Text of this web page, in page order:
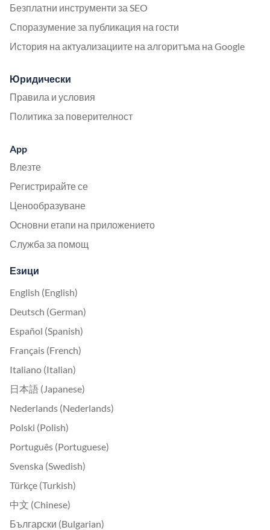
Безплатни инструменти за SEO
Споразумение за публикация на гости
История на актуализациите на алгоритъма на Google
Юридически
Правила и условия
Политика за поверителност
App
Влезте
Регистрирайте се
Ценообразуване
Основни етапи на приложението
Служба за помощ
Езици
English (English)
Deutsch (German)
Español (Spanish)
Français (French)
Italiano (Italian)
日本語 (Japanese)
Nederlands (Nederlands)
Polski (Polish)
Português (Portuguese)
Svenska (Swedish)
Türkçe (Turkish)
中文 (Chinese)
Български (Bulgarian)